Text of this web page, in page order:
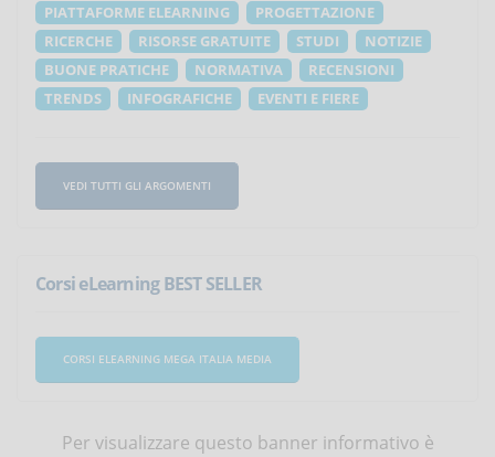
PIATTAFORME ELEARNING
PROGETTAZIONE
RICERCHE
RISORSE GRATUITE STUDI
NOTIZIE
BUONE PRATICHE
NORMATIVA
RECENSIONI
TRENDS
INFOGRAFICHE EVENTI E FIERE
VEDI TUTTI GLI ARGOMENTI
Corsi eLearning BEST SELLER
CORSI ELEARNING MEGA ITALIA MEDIA
Per visualizzare questo banner informativo è